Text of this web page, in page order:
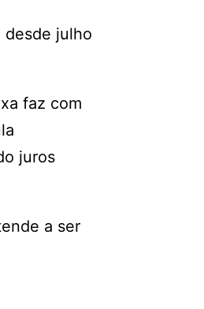
desde julho
faz com
juros
a ser